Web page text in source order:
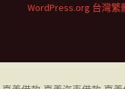
WordPress.org 台灣繁